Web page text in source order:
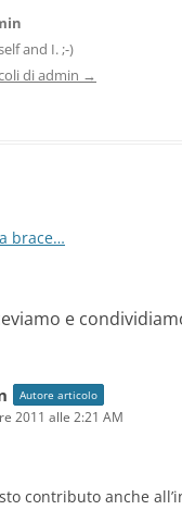
and I. ;-)
di admin →
brace…
e
Autore articolo
2011 alle 2:21 AM
contributo anche